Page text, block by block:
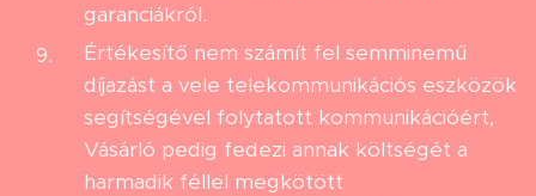
garanciákról.
Értékesítő nem számít fel semminemű
díjazást a vele telekommunikációs eszközök
segítségével folytatott kommunikációért,
Vásárló pedig fedezi annak költségét a
harmadik féllel megkötött